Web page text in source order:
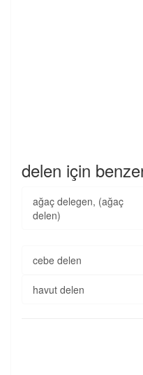
delen için
ağaç delegen, (ağaç
delen)
cebe delen
havut delen